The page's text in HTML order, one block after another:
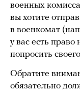
военных
вы хотите
в военкомат
у вас есть
попросить
Обратите
обязательно